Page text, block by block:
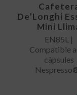
De’Longhi
Mini
EN85L |
Compatible
càpsules